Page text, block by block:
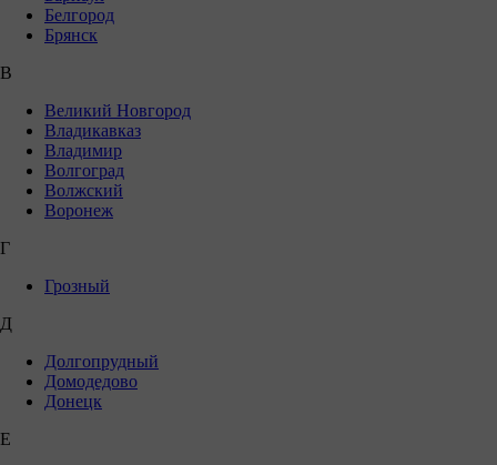
Белгород
Брянск
В
Великий Новгород
Владикавказ
Владимир
Волгоград
Волжский
Воронеж
Г
Грозный
Д
Долгопрудный
Домодедово
Донецк
Е